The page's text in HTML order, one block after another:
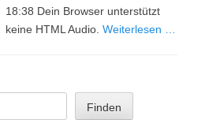
18:38 Dein Browser unterstützt
keine HTML Audio.Weiterlesen …
Finden